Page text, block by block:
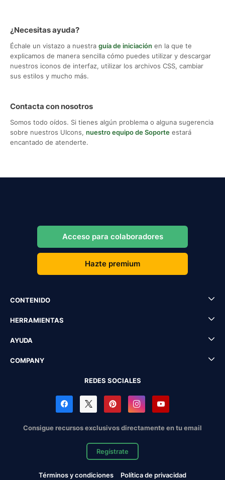
¿Necesitas ayuda?
Échale un vistazo a nuestra guía de iniciación en la que te
explicamos de manera sencilla cómo puedes utilizar y descargar
nuestros iconos de interfaz, utilizar los archivos CSS, cambiar
sus estilos y mucho más.
Contacta con nosotros
Somos todo oídos. Si tienes algún problema o alguna sugerencia
sobre nuestros UIcons, nuestro equipo de Soporte estará
encantado de atenderte.
Acceso para colaboradores
Hazte premium
CONTENIDO
HERRAMIENTAS
AYUDA
COMPANY
REDES SOCIALES
Consigue recursos exclusivos directamente en tu email
Regístrate
Términos y condiciones Política de privacidad